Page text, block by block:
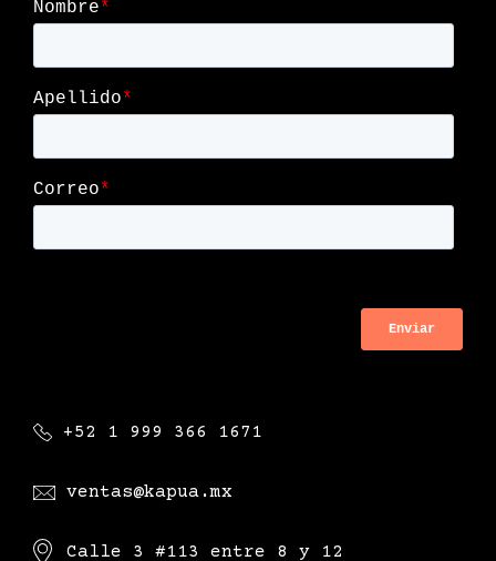
+52 1 999 366 1671
ventas@kapua.mx
Calle 3 #113 entre 8 y 12